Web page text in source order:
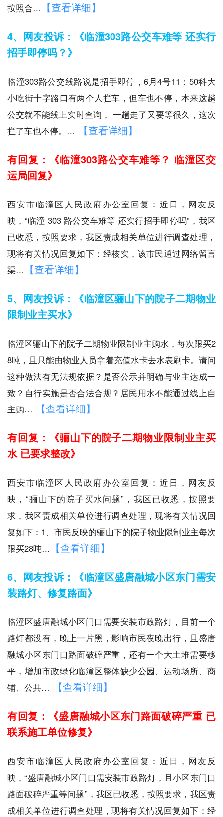
按照合… 【查看详细】
4、网友投诉：《临潼303路公交车难等 还实行
招手即停吗？》
临潼303路公交线路说是招手即停，6月4号11：50科大
小吃街十字路口有两个人拦车，但车也不停，本来这趟
公交就不能线上实时查询， 一趟走了又要等很久，这次
拦了车也不停。…
【查看详细】
有回复：《临潼303路公交车难等？ 临潼区交
运局回复》
西安市临潼区人民政府办公室回复：近日，网友反
映，“临潼 303 路公交车难等 还实行招手即停吗”，我区
已收悉，按照要求，我区责成相关单位进行调查处理，
现将有关情况回复如下：经核实，该市民通过网络留言
渠… 【查看详细】
5、网友投诉：《临潼区骊山下的院子二期物业
限制业主买水》
临潼区骊山下的院子二期物业限制业主购水，每次限买2
8吨，且只能由物业人员拿着充值水卡去水表刷卡。请问
这种做法有无法规依据？是否公示并明确与业主达成一
致？自行实施是否合法合规？居民用水不能通过线上自
主购…
【查看详细】
有回复：《骊山下的院子二期物业限制业主买
水 已要求整改》
西安市临潼区人民政府办公室回复：近日，网友反
映，“骊山下的院子买水问题”，我区已收悉，按照要
求，我区责成相关单位进行调查处理，现将有关情况回
复如下：1、市民反映的骊山下的院子物业限制业主每次
限买28吨… 【查看详细】
6、网友投诉：《临潼区盛唐融城小区东门需安
装路灯、修复路面》
临潼区盛唐融城小区门口需要安装市政路灯，目前一个
路灯都没有，晚上一片黑，影响市民夜晚出行，且盛唐
融城小区东门口路面破碎严重，还有一个大土堆需要移
平，增加市政绿化临潼区整体缺少公园、运动场所、商
铺、公共…
【查看详细】
有回复：《盛唐融城小区东门路面破碎严重 已
联系施工单位修复》
西安市临潼区人民政府办公室回复：近日，网友反
映，“盛唐融城小区门口需安装市政路灯，且小区东门口
路面破碎严重等问题”，我区已收悉，按照要求，我区责
成相关单位进行调查处理，现将有关情况回复如下：经